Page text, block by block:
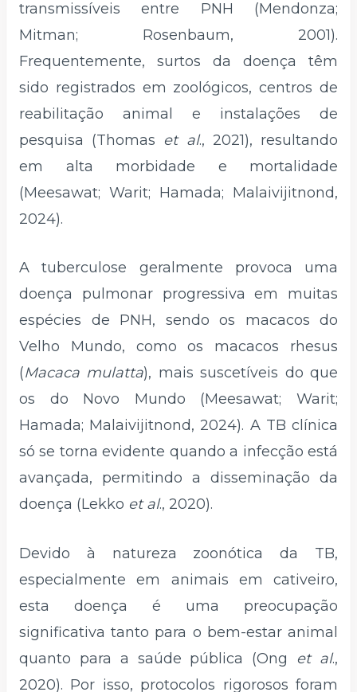
transmissíveis entre PNH (Mendonza;
Mitman; Rosenbaum, 2001).
Frequentemente, surtos da doença têm
sido registrados em zoológicos, centros de
reabilitação animal e instalações de
pesquisa (Thomas et al., 2021), resultando
em alta morbidade e mortalidade
(Meesawat; Warit; Hamada; Malaivijitnond,
2024).
A tuberculose geralmente provoca uma
doença pulmonar progressiva em muitas
espécies de PNH, sendo os macacos do
Velho Mundo, como os macacos rhesus
(Macaca mulatta), mais suscetíveis do que
os do Novo Mundo (Meesawat; Warit;
Hamada; Malaivijitnond, 2024). A TB clínica
só se torna evidente quando a infecção está
avançada, permitindo a disseminação da
doença (Lekko et al., 2020).
Devido à natureza zoonótica da TB,
especialmente em animais em cativeiro,
esta doença é uma preocupação
significativa tanto para o bem-estar animal
quanto para a saúde pública (Ong et al.,
2020). Por isso, protocolos rigorosos foram